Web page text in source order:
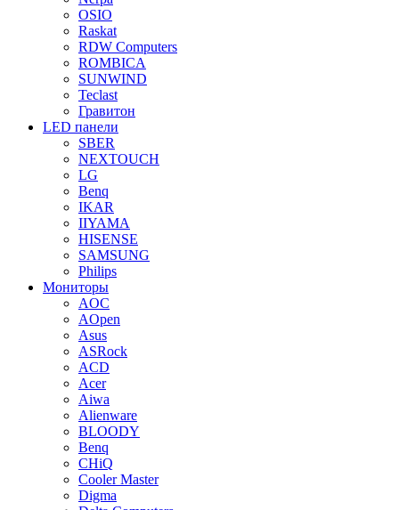
OSIO
Raskat
RDW Computers
ROMBICA
SUNWIND
Teclast
Гравитон
LED панели
SBER
NEXTOUCH
LG
Benq
IKAR
IIYAMA
HISENSE
SAMSUNG
Philips
Мониторы
AOC
AOpen
Asus
ASRock
ACD
Acer
Aiwa
Alienware
BLOODY
Benq
CHiQ
Cooler Master
Digma